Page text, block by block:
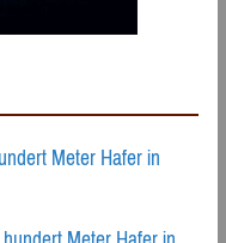
Meter Hafer in